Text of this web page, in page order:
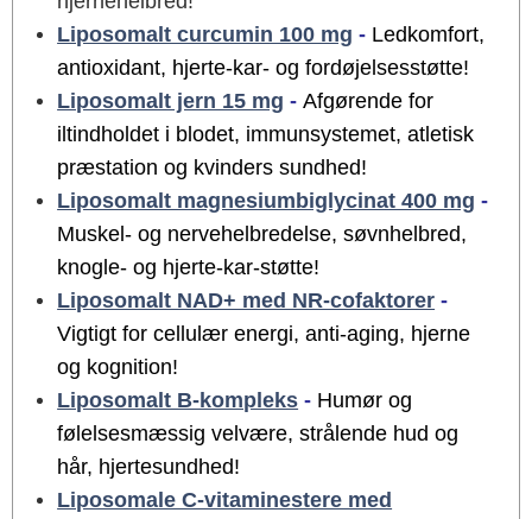
Liposomalt curcumin 100 mg - Ledkomfort,
antioxidant, hjerte-kar- og fordøjelsesstøtte!
Liposomalt jern 15 mg -Afgørende for
iltindholdet i blodet, immunsystemet, atletisk
præstation og kvinders sundhed!
Liposomalt magnesiumbiglycinat 400 mg -
Muskel- og nervehelbredelse, søvnhelbred,
knogle- og hjerte-kar-støtte!
Liposomalt NAD+ med NR-cofaktorer -
Vigtigt for cellulær energi, anti-aging, hjerne
og kognition!
Liposomalt B-kompleks - Humør og
følelsesmæssig velvære, strålende hud og
hår, hjertesundhed!
Liposomale C-vitaminestere med